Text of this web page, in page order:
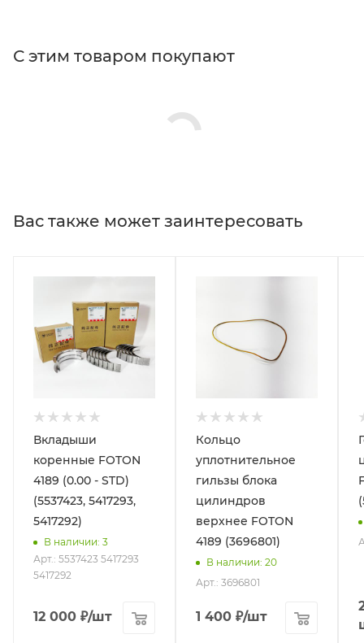
С этим товаром покупают
Вас также может заинтересовать
Вкладыши
коренные FOTON
4189 (0.00 - STD)
(5537423, 5417293,
5417292)
В наличии: 3
Арт.: 5537423 5417293
5417292
12 000 ₽/шт
Кольцо
уплотнительное
гильзы блока
цилиндров
верхнее FOTON
4189 (3696801)
В наличии: 20
Арт.: 3696801
1 400 ₽/шт